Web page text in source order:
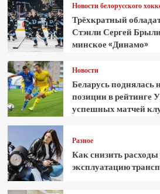
Новости белорусского
Трёхкратный
Стэнли Сергей
минское «Динамо»
Новости
Беларусь поднялась
позиции в рейтинге
успешных матчей
Разное
Как снизить
эксплуатацию